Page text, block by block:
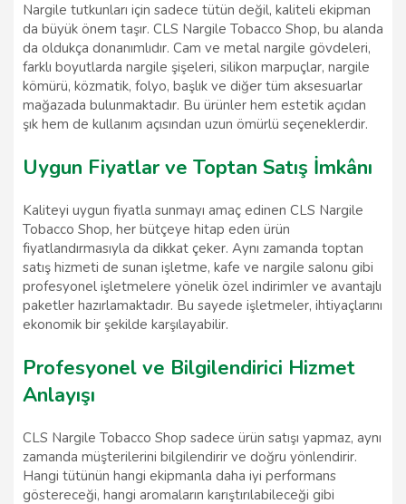
Nargile tutkunları için sadece tütün değil, kaliteli ekipman
da büyük önem taşır. CLS Nargile Tobacco Shop, bu alanda
da oldukça donanımlıdır. Cam ve metal nargile gövdeleri,
farklı boyutlarda nargile şişeleri, silikon marpuçlar, nargile
kömürü, közmatik, folyo, başlık ve diğer tüm aksesuarlar
mağazada bulunmaktadır. Bu ürünler hem estetik açıdan
şık hem de kullanım açısından uzun ömürlü seçeneklerdir.
Uygun Fiyatlar ve Toptan Satış İmkânı
Kaliteyi uygun fiyatla sunmayı amaç edinen CLS Nargile
Tobacco Shop, her bütçeye hitap eden ürün
fiyatlandırmasıyla da dikkat çeker. Aynı zamanda toptan
satış hizmeti de sunan işletme, kafe ve nargile salonu gibi
profesyonel işletmelere yönelik özel indirimler ve avantajlı
paketler hazırlamaktadır. Bu sayede işletmeler, ihtiyaçlarını
ekonomik bir şekilde karşılayabilir.
Profesyonel ve Bilgilendirici Hizmet
Anlayışı
CLS Nargile Tobacco Shop sadece ürün satışı yapmaz, aynı
zamanda müşterilerini bilgilendirir ve doğru yönlendirir.
Hangi tütünün hangi ekipmanla daha iyi performans
göstereceği, hangi aromaların karıştırılabileceği gibi